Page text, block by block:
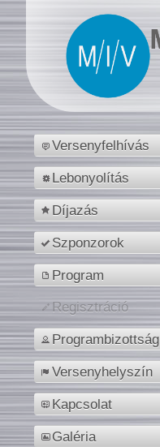
Versenyfelhívás
Lebonyolítás
Díjazás
Szponzorok
Program
Regisztráció
Programbizottság
Versenyhelyszín
Kapcsolat
Galéria